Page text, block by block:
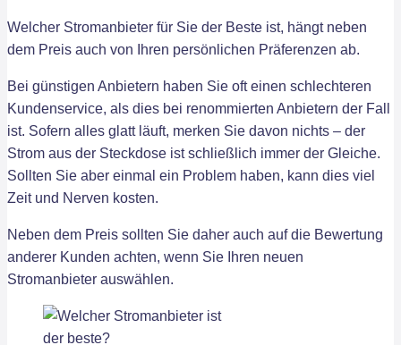
Welcher Stromanbieter für Sie der Beste ist, hängt neben
dem Preis auch von Ihren persönlichen Präferenzen ab.
Bei günstigen Anbietern haben Sie oft einen schlechteren
Kundenservice, als dies bei renommierten Anbietern der Fall
ist. Sofern alles glatt läuft, merken Sie davon nichts – der
Strom aus der Steckdose ist schließlich immer der Gleiche.
Sollten Sie aber einmal ein Problem haben, kann dies viel
Zeit und Nerven kosten.
Neben dem Preis sollten Sie daher auch auf die Bewertung
anderer Kunden achten, wenn Sie Ihren neuen
Stromanbieter auswählen.